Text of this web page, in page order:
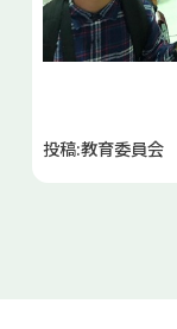
投稿:教育委員会